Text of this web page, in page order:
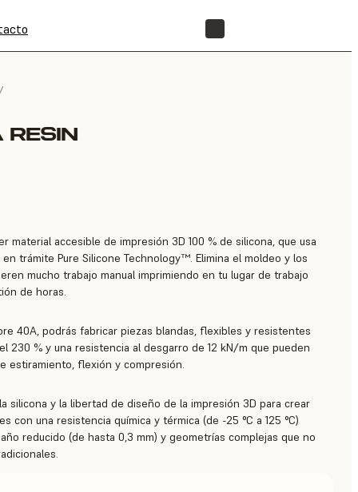
material accesible de impresión 3D 100 % de silicona, que usa
trámite Pure Silicone Technology™. Elimina el moldeo y los
mucho trabajo manual imprimiendo en tu lugar de trabajo
de horas.
40A, podrás fabricar piezas blandas, flexibles y resistentes
230 % y una resistencia al desgarro de 12 kN/m que pueden
estiramiento, flexión y compresión.
silicona y la libertad de diseño de la impresión 3D para crear
con una resistencia química y térmica (de -25 °C a 125 °C)
reducido (de hasta 0,3 mm) y geometrías complejas que no